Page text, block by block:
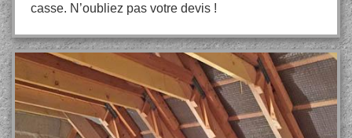
casse. N’oubliez pas votre devis !